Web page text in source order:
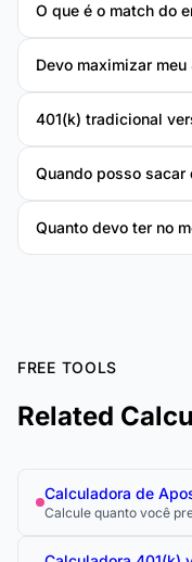
O que é o match do
Devo maximizar meu
401(k) tradicional
Quando posso sacar
Quanto devo ter no
FREE TOOLS
Related
Calculadora de
Calcule quanto você